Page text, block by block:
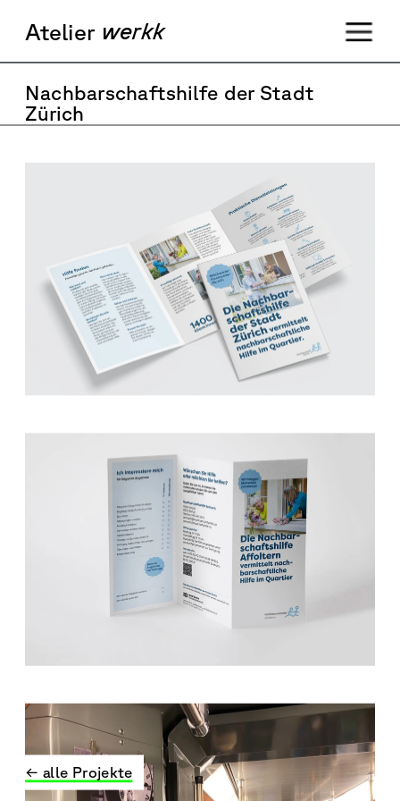
Nachbarschaftshilfe der Stadt
Zürich
← alle Projekte
Ateli er
werkk